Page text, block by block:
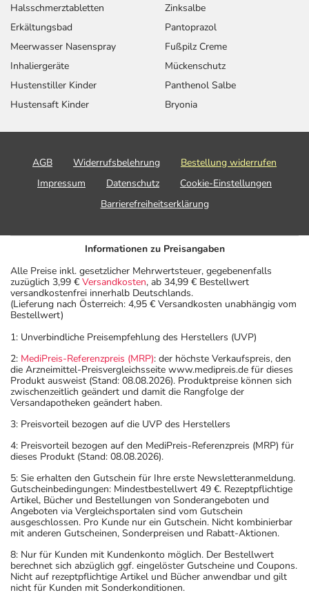
Halsschmerztabletten
Erkältungsbad
Meerwasser Nasenspray
Inhaliergeräte
Hustenstiller Kinder
Hustensaft Kinder
Zinksalbe
Pantoprazol
Fußpilz Creme
Mückenschutz
Panthenol Salbe
Bryonia
AGB Widerrufsbelehrung
Bestellung widerrufen
Impressum
Datenschutz
Cookie-Einstellungen
Barrierefreiheitserklärung
Informationen zu Preisangaben
Alle Preise inkl. gesetzlicher Mehrwertsteuer, gegebenenfalls
zuzüglich 3,99 € Versandkosten, ab 34,99 € Bestellwert
versandkostenfrei innerhalb Deutschlands.
(Lieferung nach Österreich: 4,95 € Versandkosten unabhängig vom
Bestellwert)
1: Unverbindliche Preisempfehlung des Herstellers (UVP)
2: MediPreis-Referenzpreis (MRP): der höchste Verkaufspreis, den
die Arzneimittel-Preisvergleichsseite www.medipreis.de für dieses
Produkt ausweist (Stand: 08.08.2026). Produktpreise können sich
zwischenzeitlich geändert und damit die Rangfolge der
Versandapotheken geändert haben.
3: Preisvorteil bezogen auf die UVP des Herstellers
4: Preisvorteil bezogen auf den MediPreis-Referenzpreis (MRP) für
dieses Produkt (Stand: 08.08.2026).
5: Sie erhalten den Gutschein für Ihre erste Newsletteranmeldung.
Gutscheinbedingungen: Mindestbestellwert 49 €. Rezeptpflichtige
Artikel, Bücher und Bestellungen von Sonderangeboten und
Angeboten via Vergleichsportalen sind vom Gutschein
ausgeschlossen. Pro Kunde nur ein Gutschein. Nicht kombinierbar
mit anderen Gutscheinen, Sonderpreisen und Rabatt-Aktionen.
8: Nur für Kunden mit Kundenkonto möglich. Der Bestellwert
berechnet sich abzüglich ggf. eingelöster Gutscheine und Coupons.
Nicht auf rezeptpflichtige Artikel und Bücher anwendbar und gilt
nicht für Kunden mit Sonderkonditionen.